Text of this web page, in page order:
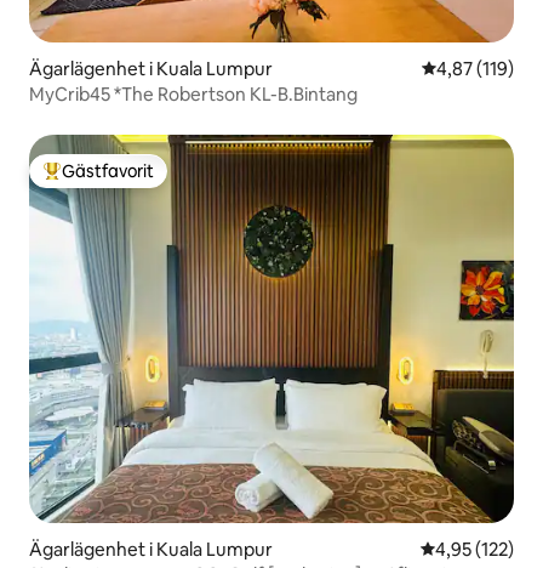
Ägarlägenhet i Kuala Lumpur 4,87 av 5 i
4,87 (119)
MyCrib45 *The Robertson KL-B.Bintang
Populär gästfavorit
Gästfavorit
Ägarlägenhet i Kuala Lumpur 4,95 av 5 i
4,95 (122)